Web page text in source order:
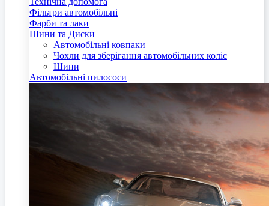
Фільтри автомобільні
Фарби та лаки
Шини та Диски
Автомобільні ковпаки
Чохли для зберігання автомобільних коліс
Шини
Автомобільні пилососи